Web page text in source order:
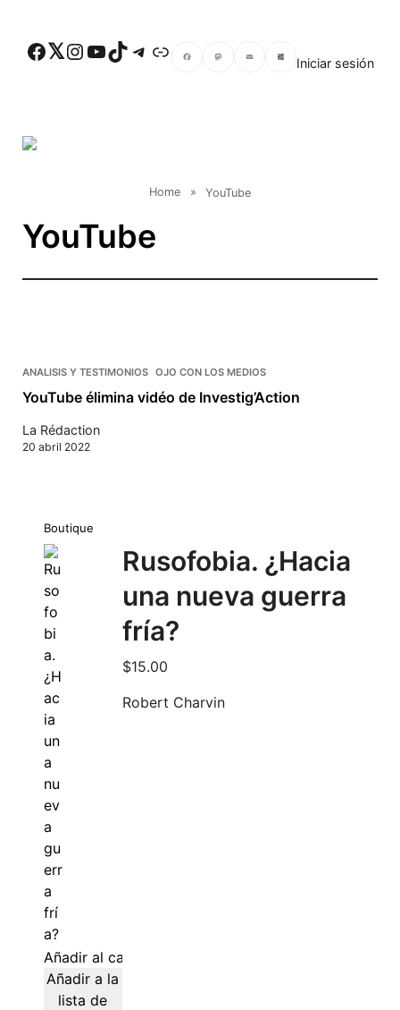
Facebook Twitter Instagram YouTube TikTok Telegram Enlace
Iniciar sesión
Home » YouTube
YouTube
ANALISIS Y TESTIMONIOS OJO CON LOS MEDIOS
YouTube élimina vidéo de Investig’Action
La Rédaction
20 abril 2022
Boutique
Añadir al carrito
Añadir a la
lista de
Rusofobia. ¿Hacia
una nueva guerra
fría?
$15.00
Robert Charvin